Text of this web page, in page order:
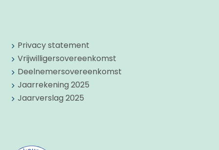
Privacy statement
Vrijwilligersovereenkomst
Deelnemersovereenkomst
Jaarrekening 2025
Jaarverslag 2025